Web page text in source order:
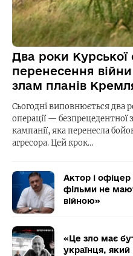
Два роки Курської
перенесення
злам планів
Сьогодні виповнюється два
операції —
кампанії, яка перенесла
агресора. Цей крок…
Актор і
фільми не
війною»
«Це зло має
українця,